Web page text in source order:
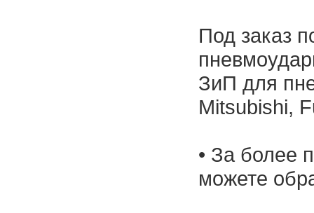
Под заказ
ЗиП для
Mitsubishi,
• За более
можете